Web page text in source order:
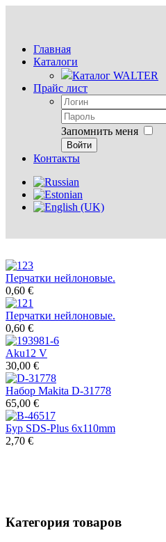
Главная
Каталоги
Каталог WALTER
Прайс лист
Запомнить меня
Войти
Контакты
Перчатки нейлоновые.
0,60 €
Перчатки нейлоновые.
0,60 €
Aku12 V
30,00 €
Набор Makita D-31778
65,00 €
Бур SDS-Plus 6x110mm
2,70 €
Категория товаров